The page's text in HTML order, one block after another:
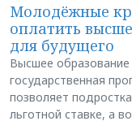
Молодёжные
оплатить
для будущего
Высшее образование
государственная
позволяет
льготной ставке, а